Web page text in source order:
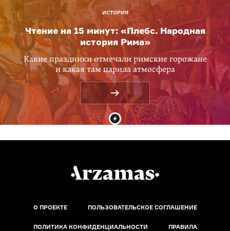
ИСТОРИЯ
Чтение на 15 минут: «Плебс. Народная
история Рима»
Какие праздники отмечали римские горожане
и какая там царила атмосфера
О ПРОЕКТЕ ПОЛЬЗОВАТЕЛЬСКОЕ СОГЛАШЕНИЕ
ПОЛИТИКА КОНФИДЕНЦИАЛЬНОСТИ ПРАВИЛА